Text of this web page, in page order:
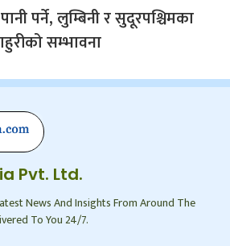
पर्ने, लुम्बिनी र सुदूरपश्चिमका
सम्भावना
Pvt. Ltd.
News And Insights From Around The
To You 24/7.